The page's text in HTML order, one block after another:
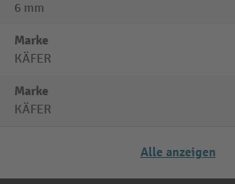
6 mm
Marke
KÄFER
Marke
KÄFER
Alle anzeigen